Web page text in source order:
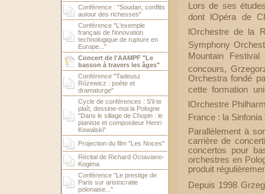
Conférence : "Soudan, conflits
autour des richesses"
Conférence "L'exemple
français de l'innovation
technologique de rupture en
Europe..."
Concert de l'AAMPF "Le
basson à travers les âges"
Conférence "Tadeusz
Różewicz : poète et
dramaturge"
Cycle de conférences : S'il te
plaît, dessine-moi la Pologne
"Dans le sillage de Chopin : le
pianiste et compositeur Henri
Kowalski"
Projection du film "Les Noces"
Récital de Richard Octaviano-
Kogima
Conférence "Le prestige de
Paris sur aristocratie
polonaise..."
Lors de ses
dont lOpéra de
lOrchestre de la
Symphony
Mountain
concours,
Orchestra fondé
cette formation
lOrchestre
France : la Sinfonia
Parallèlement à
carrière de
concertos pour
orchestres en
produit
Depuis 1998